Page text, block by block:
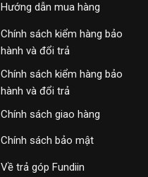
Hướng dẫn mua hàng
Chính sách kiểm hàng bảo
hành và đổi trả
Chính sách kiểm hàng bảo
hành và đổi trả
Chính sách giao hàng
Chính sách bảo mật
Về trả góp Fundiin